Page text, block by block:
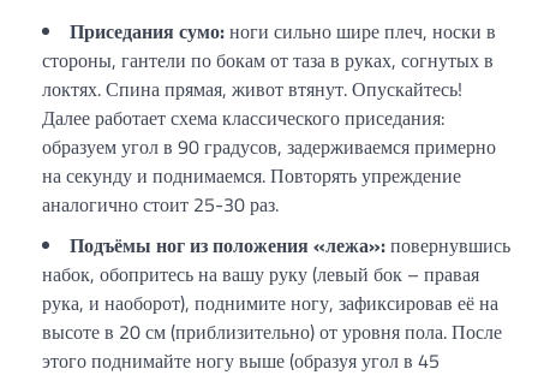
Приседания сумо:ноги сильно шире плеч, носки в
стороны, гантели по бокам от таза в руках, согнутых в
локтях. Спина прямая, живот втянут. Опускайтесь!
Далее работает схема классического приседания:
образуем угол в 90 градусов, задерживаемся примерно
на секунду и поднимаемся. Повторять упреждение
аналогично стоит 25-30 раз.
Подъёмы ног из положения «лежа»:повернувшись
набок, обопритесь на вашу руку (левый бок – правая
рука, и наоборот), поднимите ногу, зафиксировав её на
высоте в 20 см (приблизительно) от уровня пола. После
этого поднимайте ногу выше (образуя угол в 45